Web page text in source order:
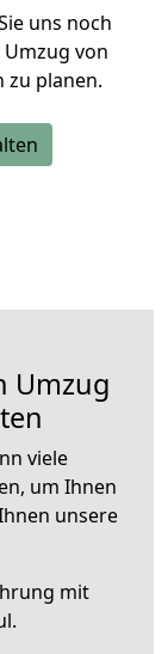
uns noch
von
zu planen.
Umzug
viele
um Ihnen
unsere
mit
.